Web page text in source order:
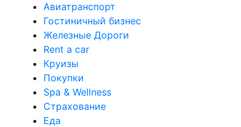
Авиатранспорт
Гостиничный бизнес
Железные Дороги
Rent a car
Круизы
Покупки
Spa & Wellness
Страхование
Еда